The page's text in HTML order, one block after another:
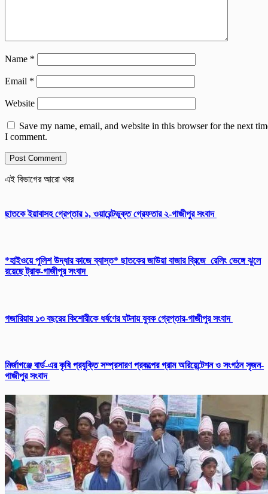
Name *
Email *
Website
Save my name, email, and website in this browser for the next
I comment.
এই বিভাগের আরো খবর
ছাতকে ইয়াবাসহ গ্রেপ্তার ১, ওয়ারেন্টভুক্ত গ্রেফতার ২-গাজীপুর সংবাদ
*হাইওয়ে পুলিশ উদ্ধার কাজে ব্যাস্ত* ছাতকের জাউয়া বাজার ব্রিজে রেলিং ভেঙ্গে ঝুলে
রয়েছে ট্রাক-গাজীপুর সংবাদ
গজারিয়ায় ১৩ বছরের কিশোরীকে ধর্ষণের ঘটনায় যুবক গ্রেপ্তার-গাজীপুর সংবাদ
​মির্জাগঞ্জে বার্ড-এর কৃষি প্রযুক্তি সম্প্রসারণ প্রকল্পের গ্রাম অরিয়েন্টেশন ও সংগঠন সৃজন-
গাজীপুর সংবাদ